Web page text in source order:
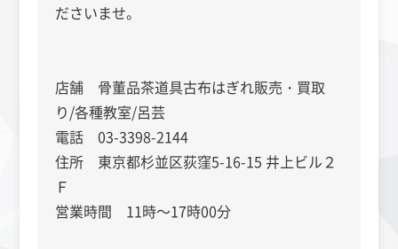
ださいませ。
店舗 骨董品茶道具古布はぎれ販売・買取
り/各種教室/呂芸
電話 03-3398-2144
住所 東京都杉並区荻窪5-16-15 井上ビル２
Ｆ
営業時間 11時～17時00分